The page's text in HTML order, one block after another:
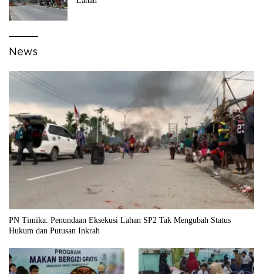
News
PN Timika: Penundaan Eksekusi Lahan SP2 Tak Mengubah Status
Hukum dan Putusan Inkrah